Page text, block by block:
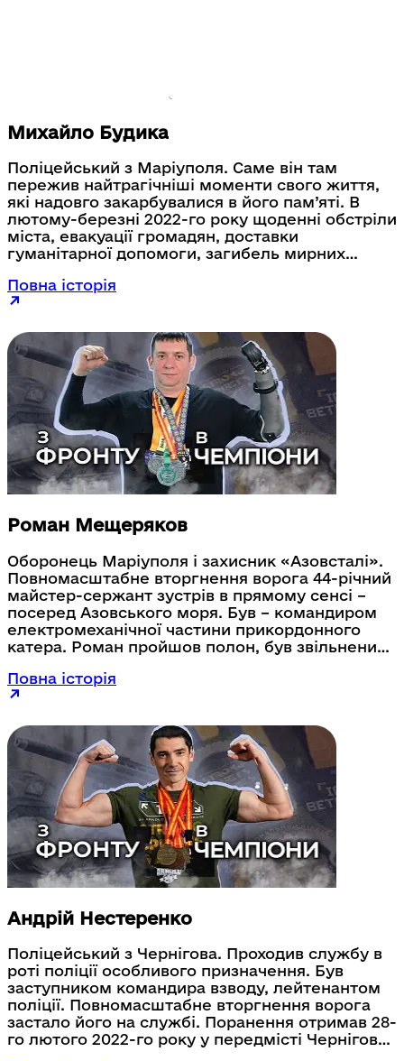
Михайло Будика
Поліцейський з Маріуполя. Саме він там
пережив найтрагічніші моменти свого життя,
які надовго закарбувалися в його пам’яті. В
лютому-березні 2022-го року щоденні обстріли
міста, евакуації громадян, доставки
гуманітарної допомоги, загибель мирних
Будика розповів про свою особисту мотивацію.
Старший лейтенант поліції прагне бути
ветеранам, які проходять службу або які
звільнились в запас, що життя тільки
розпочинається.
Повна історія
Роман Мещеряков
Оборонець Маріуполя і захисник «Азовсталі».
Повномасштабне вторгнення ворога 44-річний
майстер-сержант зустрів в прямому сенсі –
посеред Азовського моря. Був – командиром
електромеханічної частини прикордонного
катера. Роман пройшов полон, був звільнений.
руки. Роман Мещеряков займається трішки
більше, ніж півроку, але вже має певні
української ветеранської команди, що
проходили в жовтні 2024-го року в Іспанії. Там
Роман виборов золото в категорії «ейрбайк».
Повна історія
Андрій Нестеренко
Поліцейський з Чернігова. Проходив службу в
роті поліції особливого призначення. Був
заступником командира взводу, лейтенантом
поліції. Повномасштабне вторгнення ворога
застало його на службі. Поранення отримав 28-
го лютого 2022-го року у передмісті Чернігова,